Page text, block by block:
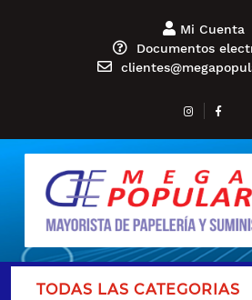
Mi Cuenta
Documentos
TODAS LAS CATEGORIAS